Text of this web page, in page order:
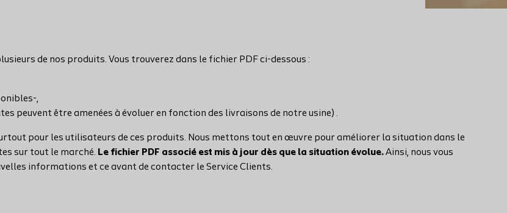
de nos produits. Vous trouverez dans le fichier PDF ci-dessous :
,
peuvent être amenées à évoluer en fonction des livraisons de notre usine) .
pour les utilisateurs de ces produits. Nous mettons tout en œuvre pour améliorer la situation dans le
sur tout le marché. Le fichier PDF associé est mis à jour dès que la situation évolue.Ainsi, nous vous
informations et ce avant de contacter le Service Clients.